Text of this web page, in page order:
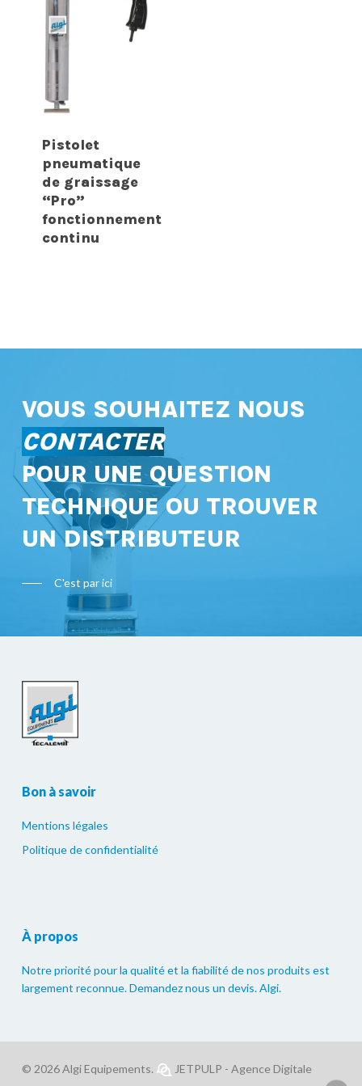
Pistolet
pneumatique
de graissage
“Pro”
fonctionnement
continu
VOUS SOUHAITEZ NOUS
CONTACTER
POUR UNE QUESTION
TECHNIQUE OU TROUVER
UN DISTRIBUTEUR
C'est par ici
Bon à savoir
Mentions légales
Politique de confidentialité
À propos
Notre priorité pour la qualité et la fiabilité de nos produits est
largement reconnue. Demandez nous un devis. Algi.
© 2026 Algi Equipements. JETPULP - Agence Digitale